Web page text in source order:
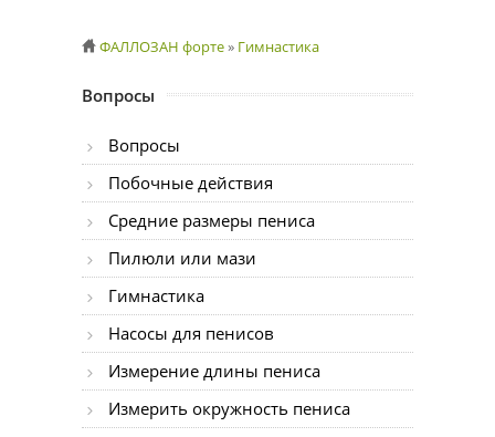
ФАЛЛОЗАН форте» Гимнастика
Вопросы
Вопросы
Побочные действия
Средние размеры пениса
Пилюли или мази
Гимнастика
Насосы для пенисов
Измерение длины пениса
Измерить окружность пениса